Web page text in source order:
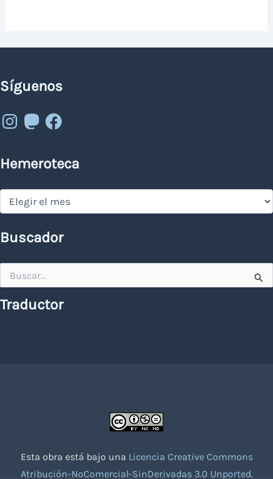
Síguenos
Instagram
MastodonFacebook
Hemeroteca
Hemeroteca
Buscador
por:
Traductor
Esta obra está bajo una Licencia Creative Commons
Atribución-NoComercial-SinDerivadas 3.0 Unported.